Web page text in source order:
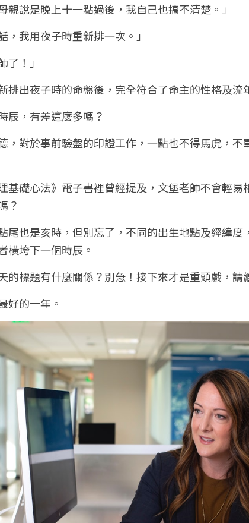
親說是晚上十一點過後，我自己也搞不清楚。」
我用夜子時重新排一次。」
！」
排出夜子時的命盤後，完全符合了命主的性格及流
辰，有差這麼多嗎？
，對於事前驗盤的印證工作，一點也不得馬虎，不
基礎心法》電子書裡曾經提及，文堡老師不會輕易
？
尾也是亥時，但別忘了，不同的出生地點及經緯度
橫垮下一個時辰。
的標題有什麼關係？別急！接下來才是重頭戲，請
好的一年。